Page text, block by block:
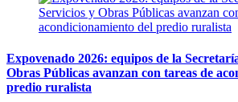
Expovenado 2026: equipos de la
Obras Públicas avanzan con tareas de
predio ruralista